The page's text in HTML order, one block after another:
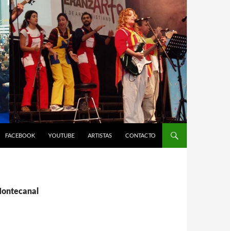
FACEBOOK YOUTUBE ARTISTAS CONTACTO